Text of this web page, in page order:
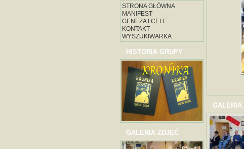
STRONA GŁÓWNA
MANIFEST
GENEZA I CELE
KONTAKT
WYSZUKIWARKA
HISTORIA GRUPY
GALERIA ZDJĘĆ
GALERIA